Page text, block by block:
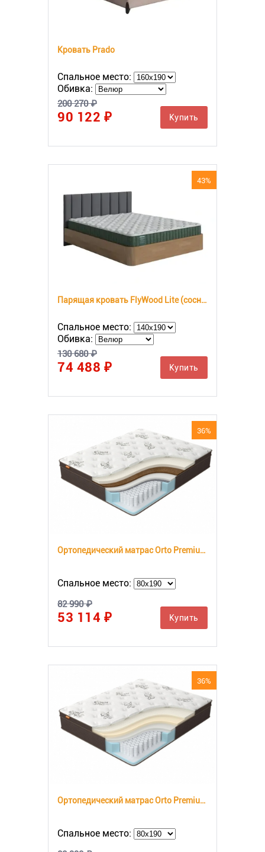
Кровать Prado
Спальное место:
Обивка:
200 270 ₽
90 122 ₽ Купить
43%
Парящая кровать FlyWood Lite (сосна)
Спальное место:
Обивка:
130 680 ₽
74 488 ₽ Купить
36%
Ортопедический матрас Orto Premium Middle
Спальное место:
82 990 ₽
53 114 ₽ Купить
36%
Ортопедический матрас Orto Premium Soft
Спальное место: